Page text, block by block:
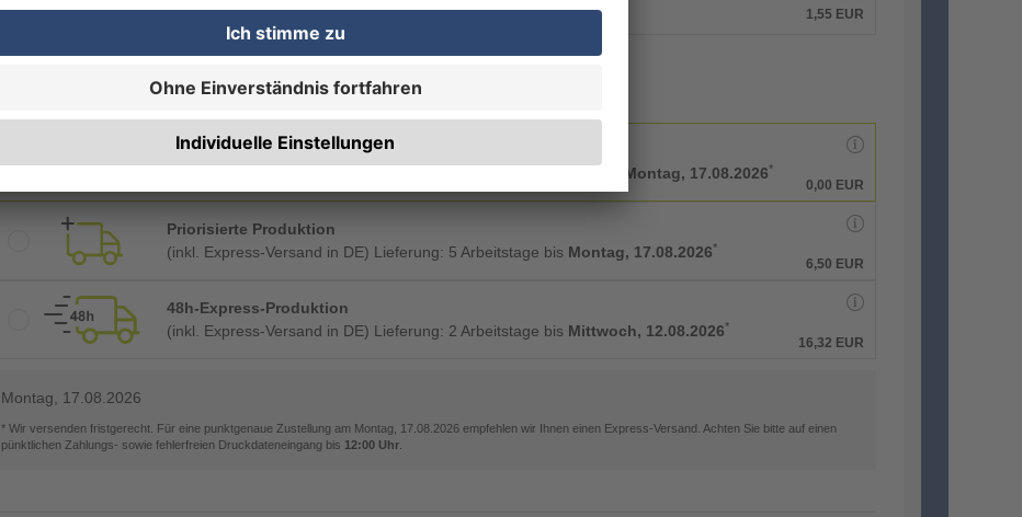
1,55 EUR
Planmäßige Produktion
Montag, 17.08.2026*
0,00 EUR
Priorisierte Produktion
(inkl. Express-Versand in DE) Lieferung: 5 Arbeitstage bis Montag, 17.08.2026*
6,50 EUR
48h-Express-Produktion
(inkl. Express-Versand in DE) Lieferung: 2 Arbeitstage bis Mittwoch, 12.08.2026*
16,32 EUR
Montag, 17.08.2026
* Wir versenden fristgerecht. Für eine punktgenaue Zustellung am Montag, 17.08.2026 empfehlen wir Ihnen einen Express-Versand. Achten Sie bitte auf einen
pünktlichen Zahlungs- sowie fehlerfreien Druckdateneingang bis 12:00 Uhr